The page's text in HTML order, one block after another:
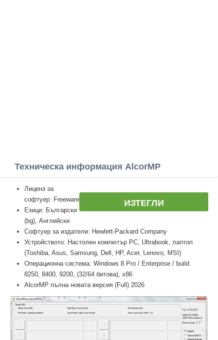
Техническа информация AlcorMP
ИЗТЕГЛИ
Лиценз за
софтуер: Freeware
Езици: Български
(bg), Английски
Софтуер за издатели: Hewlett-Packard Company
Устройството: Настолен компютър PC, Ultrabook, лаптоп
(Toshiba, Asus, Samsung, Dell, HP, Acer, Lenovo, MSI)
Операционна система: Windows 8 Pro / Enterprise / build
8250, 8400, 9200, (32/64 битова), x86
AlcorMP пълна новата версия (Full) 2026